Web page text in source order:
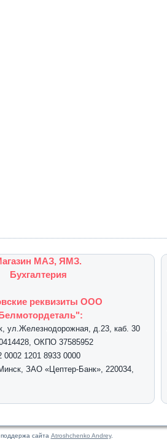
МАЗ, ЯМЗ.
Бухгалтерия
реквизиты ООО
ул.Железнодорожная, д.23, каб. 30
ОКПО 37585952
0002 1201 8933 0000
ЗАО «Цептер-Банк», 220034,
сайта Atroshchenko Andrey.